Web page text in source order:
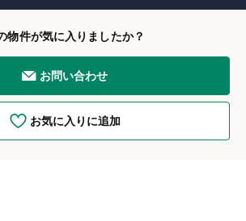
物件が気に入りましたか？
お問い合わせ
お気に入りに追加